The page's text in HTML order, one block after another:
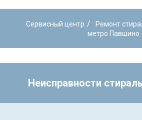
Сервисный центр / Ремонт
метро Павшино
Неисправности